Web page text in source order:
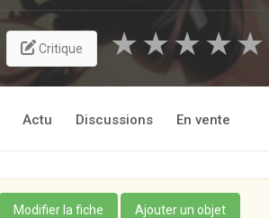
Critique ★
★
★
★
★
Actu Discussions En vente
Modifier la fiche Ajouter un objet